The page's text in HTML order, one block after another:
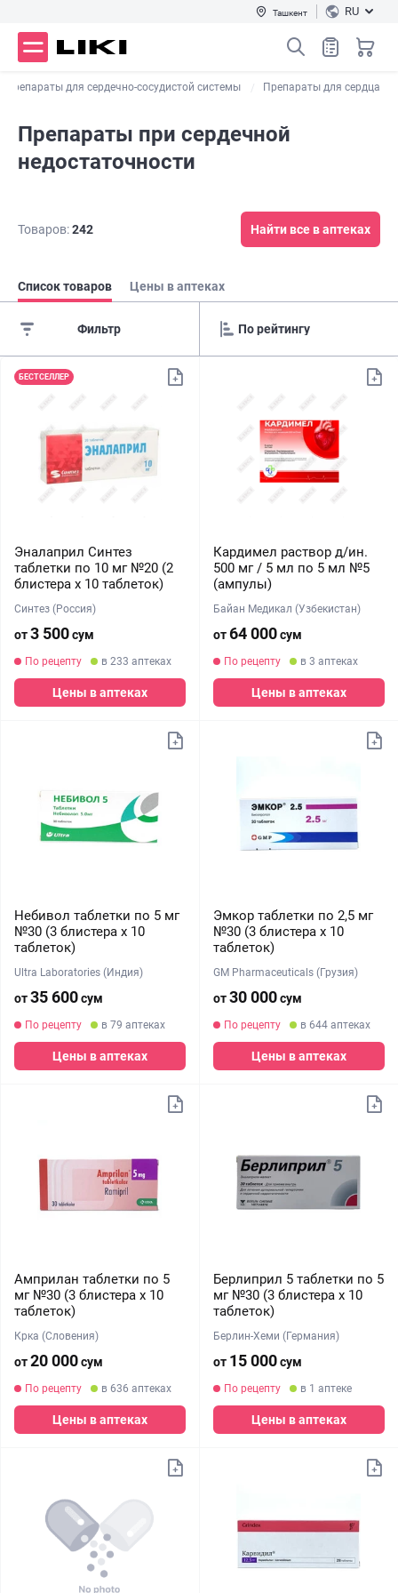
Ташкент RU
Препараты для сердечно-сосудистой системы Препараты для сердца
Препараты при сердечной
недостаточности
Товаров:242 Найти все в аптеках
Список товаров Цены в аптеках
Фильтр
БЕСТСЕЛЛЕР
Эналаприл Синтез
таблетки по 10 мг №20 (2
блистера х 10 таблеток)
Синтез (Россия)
от3 500сум
По рецепту в 233 аптеках
Цены в аптеках
Кардимел раствор д/ин.
500 мг / 5 мл по 5 мл №5
(ампулы)
Байан Медикал (Узбекистан)
от64 000сум
По рецепту в 3 аптеках
Цены в аптеках
Небивол таблетки по 5 мг
№30 (3 блистера х 10
таблеток)
Ultra Laboratories (Индия)
от35 600сум
По рецепту в 79 аптеках
Цены в аптеках
Эмкор таблетки по 2,5 мг
№30 (3 блистера х 10
таблеток)
GM Pharmaceuticals (Грузия)
от30 000сум
По рецепту в 644 аптеках
Цены в аптеках
Амприлан таблетки по 5
мг №30 (3 блистера х 10
таблеток)
Крка (Словения)
от20 000сум
По рецепту в 636 аптеках
Цены в аптеках
Берлиприл 5 таблетки по 5
мг №30 (3 блистера х 10
таблеток)
Берлин-Хеми (Германия)
от 15 000сум
По рецепту в 1 аптеке
Цены в аптеках